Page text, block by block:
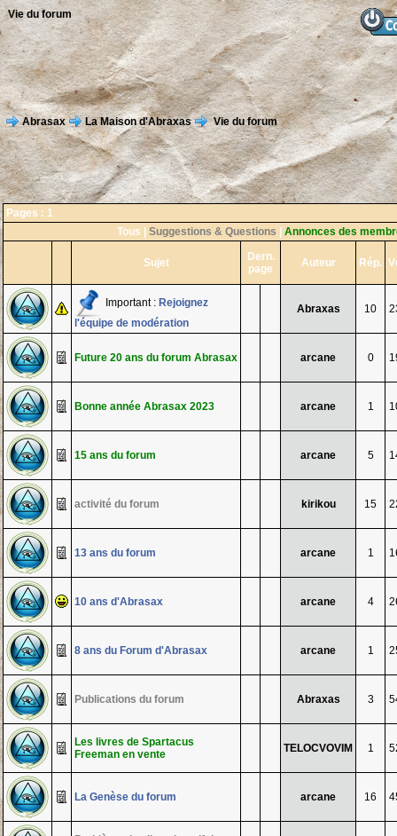
Vie du forum
Abrasax La Maison d'Abraxas Vie du forum
Pages : 1
Tous
Suggestions & Questions Annonces des
Sujet
Dern.
page
Auteur Rép.
Important : Rejoignez
l'équipe de modération
Abraxas 10
Future 20 ans du forum Abrasax arcane 0
Bonne année Abrasax 2023 arcane 1
15 ans du forum arcane 5
activité du forum kirikou 15
13 ans du forum arcane 1
10 ans d'Abrasax arcane 4
8 ans du Forum d'Abrasax arcane 1
Publications du forum Abraxas 3
Les livres de Spartacus
Freeman en vente
TELOCVOVIM 1
La Genèse du forum arcane 16